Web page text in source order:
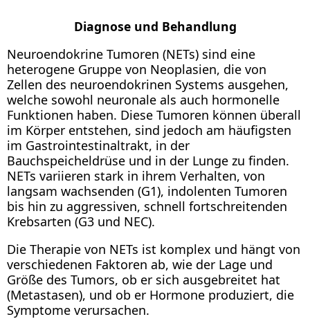
Diagnose und Behandlung
Neuroendokrine Tumoren (NETs) sind eine
heterogene Gruppe von Neoplasien, die von
Zellen des neuroendokrinen Systems ausgehen,
welche sowohl neuronale als auch hormonelle
Funktionen haben. Diese Tumoren können überall
im Körper entstehen, sind jedoch am häufigsten
im Gastrointestinaltrakt, in der
Bauchspeicheldrüse und in der Lunge zu finden.
NETs variieren stark in ihrem Verhalten, von
langsam wachsenden (G1), indolenten Tumoren
bis hin zu aggressiven, schnell fortschreitenden
Krebsarten (G3 und NEC).
Die Therapie von NETs ist komplex und hängt von
verschiedenen Faktoren ab, wie der Lage und
Größe des Tumors, ob er sich ausgebreitet hat
(Metastasen), und ob er Hormone produziert, die
Symptome verursachen.